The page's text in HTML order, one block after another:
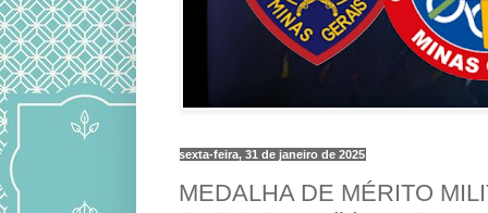
sexta-feira, 31 de janeiro de 2025
MEDALHA DE MÉRITO